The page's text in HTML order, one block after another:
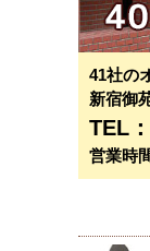
41社の
新宿御
TEL：
営業時